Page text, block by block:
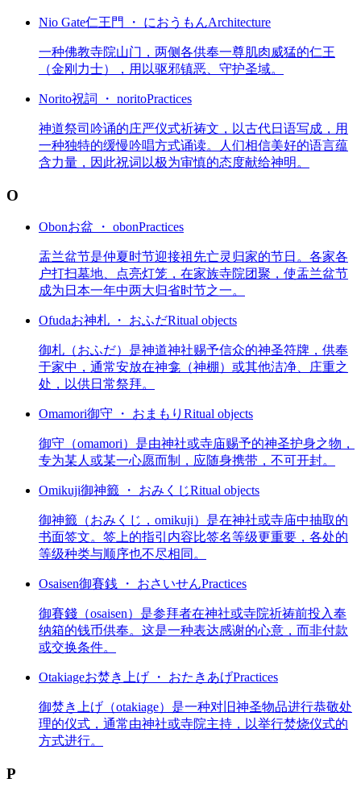
Nio Gate仁王門 ・ におうもんArchitecture
一种佛教寺院山门，两侧各供奉一尊肌肉威猛的仁王
（金刚力士），用以驱邪镇恶、守护圣域。
Norito祝詞 ・ noritoPractices
神道祭司吟诵的庄严仪式祈祷文，以古代日语写成，用
一种独特的缓慢吟唱方式诵读。人们相信美好的语言蕴
含力量，因此祝词以极为审慎的态度献给神明。
O
Obonお盆 ・ obonPractices
盂兰盆节是仲夏时节迎接祖先亡灵归家的节日。各家各
户打扫墓地、点亮灯笼，在家族寺院团聚，使盂兰盆节
成为日本一年中两大归省时节之一。
Ofudaお神札 ・ おふだRitual objects
御札（おふだ）是神道神社赐予信众的神圣符牌，供奉
于家中，通常安放在神龛（神棚）或其他洁净、庄重之
处，以供日常祭拜。
Omamori御守 ・ おまもり Ritual objects
御守（omamori）是由神社或寺庙赐予的神圣护身之物，
专为某人或某一心愿而制，应随身携带，不可开封。
Omikuji御神籤 ・ おみくじRitual objects
御神籤（おみくじ，omikuji）是在神社或寺庙中抽取的
书面签文。签上的指引内容比签名等级更重要，各处的
等级种类与顺序也不尽相同。
Osaisen御賽銭 ・ おさいせんPractices
御賽錢（osaisen）是参拜者在神社或寺院祈祷前投入奉
纳箱的钱币供奉。这是一种表达感谢的心意，而非付款
或交换条件。
Otakiageお焚き上げ ・ おたきあげPractices
御焚き上げ（otakiage）是一种对旧神圣物品进行恭敬处
理的仪式，通常由神社或寺院主持，以举行焚烧仪式的
方式进行。
P